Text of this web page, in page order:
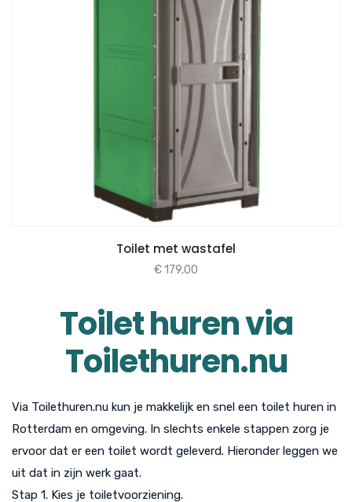
Toilet met wastafel
€179,00
Toilet huren via
Toilethuren.nu
Via Toilethuren.nu kun je makkelijk en snel een toilet huren in
Rotterdam en omgeving. In slechts enkele stappen zorg je
ervoor dat er een toilet wordt geleverd. Hieronder leggen we
uit dat in zijn werk gaat.
Stap 1. Kies je toiletvoorziening.